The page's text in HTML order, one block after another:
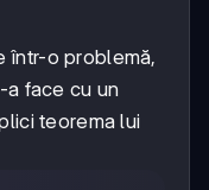
într-o problemă,
a face cu un
teorema lui